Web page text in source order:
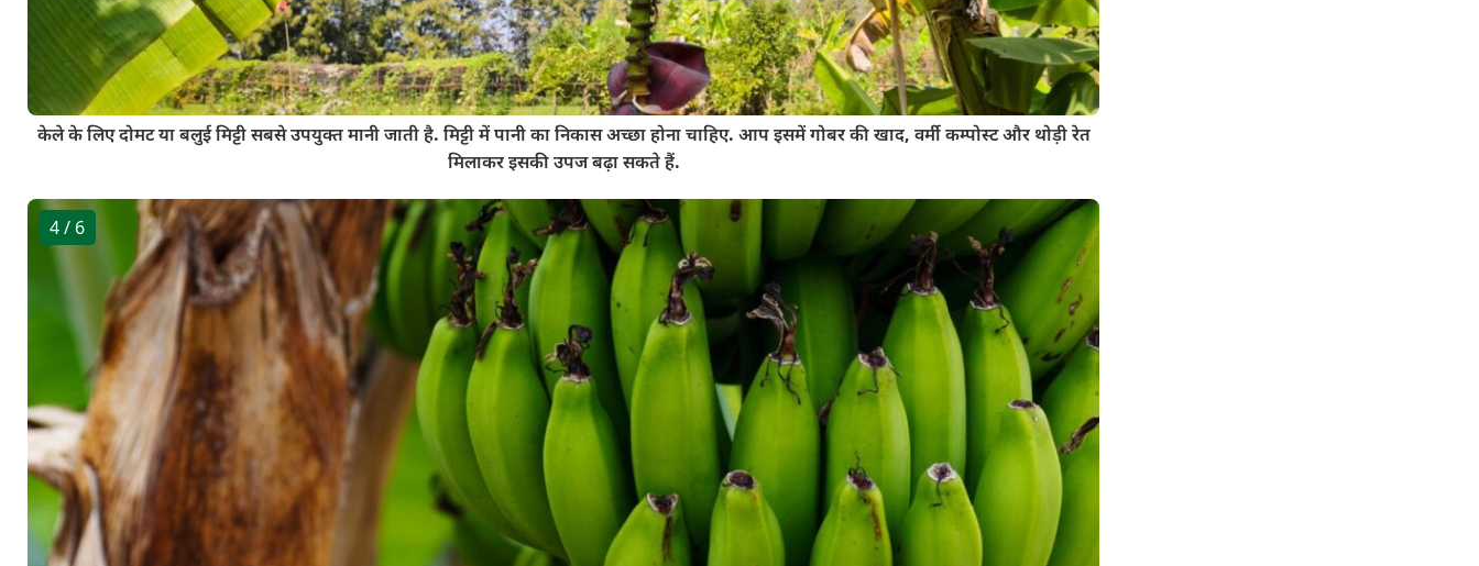
केले के लिए दोमट या बलुई मिट्टी सबसे उपयुक्त मानी जाती है. मिट्टी में पानी का निकास अच्छा होना चाहिए. आप इसमें गोबर की खाद, वर्मी कम्पोस्ट और थोड़ी रेत
मिलाकर इसकी उपज बढ़ा सकते हैं.
4/ 6